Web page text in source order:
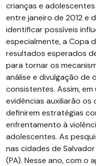
crianças e
entre janeiro de 2012 e
identificar possíveis
especialmente, a Copa
resultados esperados
para tornar os
análise e divulgação de
consistentes. Assim,
evidências auxiliarão
definirem estratégias
enfrentamento à
adolescentes. As
nas cidades de Salvador
(PA). Nesse ano, com o